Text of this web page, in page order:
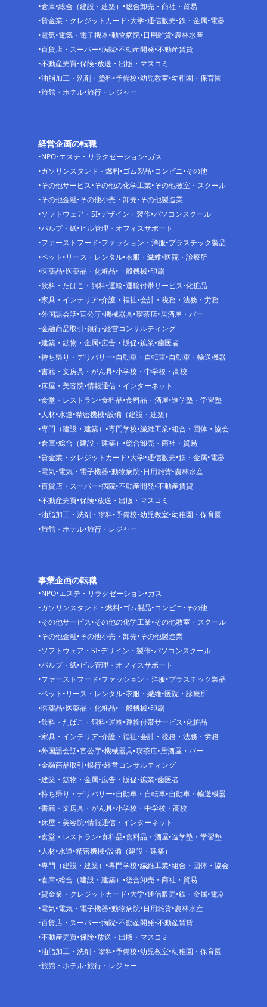
倉庫 総合（建設・建築）
総合卸売・商社・貿易
貸金業・クレジットカード 大学 通信販売 鉄・金属 電器
電気 電気・電子機器 動物病院 日用雑貨 農林水産
百貨店・スーパー 病院 不動産開発 不動産賃貸
不動産売買 保険 放送・出版・マスコミ
油脂加工・洗剤・塗料 予備校 幼児教室 幼稚園・保育園
旅館・ホテル 旅行・レジャー
経営企画の転職
NPO エステ・リラクゼーション ガス
ガソリンスタンド・燃料 ゴム製品 コンビニ その他
その他サービス その他の化学工業 その他教室・スクール
その他金融 その他小売・卸売 その他製造業
ソフトウェア・SI デザイン・製作 パソコンスクール
パルプ・紙 ビル管理・オフィスサポート
ファーストフード ファッション・洋服 プラスチック製品
ペット リース・レンタル 衣服・繊維 医院・診療所
医薬品 医薬品・化粧品 一般機械 印刷
飲料・たばこ・飼料 運輸 運輸付帯サービス 化粧品
家具・インテリア 介護・福祉 会計・税務・法務・労務
外国語会話 官公庁 機械器具 喫茶店 居酒屋・バー
金融商品取引 銀行 経営コンサルティング
建築・鉱物・金属 広告・販促 鉱業 歯医者
持ち帰り・デリバリー 自動車・自転車 自動車・輸送機器
書籍・文房具・がん具 小学校・中学校・高校
床屋・美容院 情報通信・インターネット
食堂・レストラン 食料品 食料品・酒屋 進学塾・学習塾
人材 水道 精密機械 設備（建設・建築）
専門（建設・建築）
専門学校 繊維工業 組合・団体・協会
倉庫 総合（建設・建築）
総合卸売・商社・貿易
貸金業・クレジットカード 大学 通信販売 鉄・金属 電器
電気 電気・電子機器 動物病院 日用雑貨 農林水産
百貨店・スーパー 病院 不動産開発 不動産賃貸
不動産売買 保険 放送・出版・マスコミ
油脂加工・洗剤・塗料 予備校 幼児教室 幼稚園・保育園
旅館・ホテル 旅行・レジャー
事業企画の転職
NPO エステ・リラクゼーション ガス
ガソリンスタンド・燃料 ゴム製品 コンビニ その他
その他サービス その他の化学工業 その他教室・スクール
その他金融 その他小売・卸売 その他製造業
ソフトウェア・SI デザイン・製作 パソコンスクール
パルプ・紙 ビル管理・オフィスサポート
ファーストフード ファッション・洋服 プラスチック製品
ペット リース・レンタル 衣服・繊維 医院・診療所
医薬品 医薬品・化粧品 一般機械 印刷
飲料・たばこ・飼料 運輸 運輸付帯サービス 化粧品
家具・インテリア 介護・福祉 会計・税務・法務・労務
外国語会話 官公庁 機械器具 喫茶店 居酒屋・バー
金融商品取引 銀行 経営コンサルティング
建築・鉱物・金属 広告・販促 鉱業 歯医者
持ち帰り・デリバリー 自動車・自転車 自動車・輸送機器
書籍・文房具・がん具 小学校・中学校・高校
床屋・美容院 情報通信・インターネット
食堂・レストラン 食料品 食料品・酒屋 進学塾・学習塾
人材 水道 精密機械 設備（建設・建築）
専門（建設・建築）
専門学校 繊維工業 組合・団体・協会
倉庫 総合（建設・建築）
総合卸売・商社・貿易
貸金業・クレジットカード 大学 通信販売 鉄・金属 電器
電気 電気・電子機器 動物病院 日用雑貨 農林水産
百貨店・スーパー 病院 不動産開発 不動産賃貸
不動産売買 保険 放送・出版・マスコミ
油脂加工・洗剤・塗料 予備校 幼児教室 幼稚園・保育園
旅館・ホテル 旅行・レジャー